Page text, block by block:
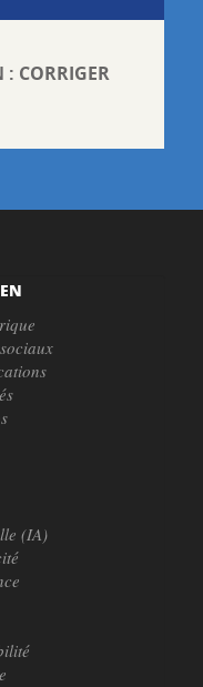
: CORRIGER
(IA)